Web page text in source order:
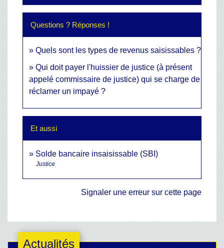
Questions ? Réponses !
Quels sont les types de revenus saisissables ?
Qui doit payer l'huissier de justice (à présent
appelé commissaire de justice) qui se charge de
réclamer un impayé ?
Et aussi
Solde bancaire insaisissable (SBI)
Justice
Signaler une erreur sur cette page
Actualités